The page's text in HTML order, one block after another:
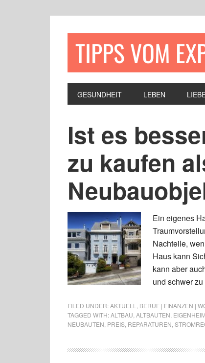
TIPPS VOM
GESUNDHEIT LEBEN
Ist es
zu kaufen
Ein eigenes
Nachteile,
Haus kann
kann aber
und schwer
FILED UNDER:AKTUELL BERUF | FINANZEN |
TAGGED WITH:ALTBAU ALTBAUTEN EIGENHEIM
NEUBAUTEN PREIS REPARATUREN